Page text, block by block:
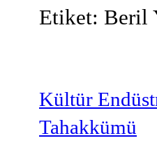
Etiket: Beril
Kültür
Tahakkümü